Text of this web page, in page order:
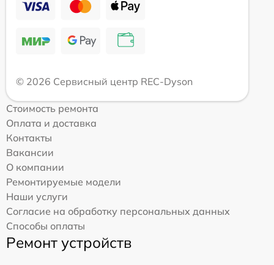
© 2026 Сервисный центр REC-Dyson
Стоимость ремонта
Оплата и доставка
Контакты
Вакансии
О компании
Ремонтируемые модели
Наши услуги
Согласие на обработку персональных данных
Способы оплаты
Ремонт устройств